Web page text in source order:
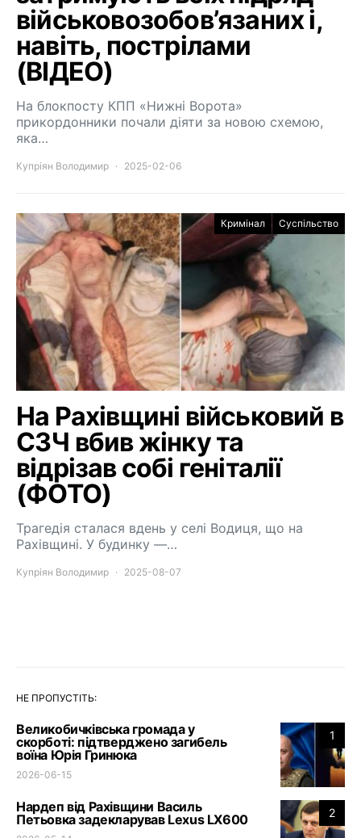
військовозобов’язаних і,
навіть, пострілами
(ВІДЕО)
На блокпосту КПП «Нижні Ворота»
прикордонники почали діяти за новою схемою,
яка…
Купріян Володимир 2025-02-06
Кримінал Суспільство
На Рахівщині військовий в
СЗЧ вбив жінку та
відрізав собі геніталії
(ФОТО)
Трагедія сталася вдень у селі Водиця, що на
Рахівщині. У будинку —…
Купріян Володимир 2025-08-07
НЕ ПРОПУСТІТЬ:
1
Великобичківська громада у
скорботі: підтверджено загибель
воїна Юрія Гринюка
2026-06-15
2
Нардеп від Рахівщини Василь
Петьовка задекларував Lexus LX600